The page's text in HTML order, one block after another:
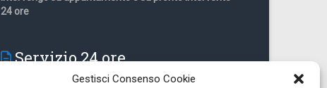
Gestisci Consenso Cookie
24 ore
Servizio 24 ore